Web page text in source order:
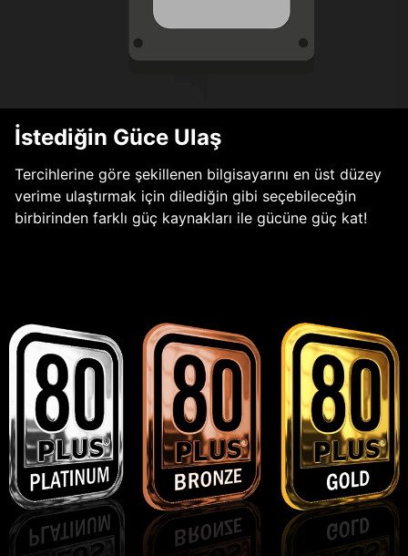
İstediğin Güce Ulaş
Tercihlerine göre şekillenen bilgisayarını en üst düzey
verime ulaştırmak için dilediğin gibi seçebileceğin
birbirinden farklı güç kaynakları ile gücüne güç kat!